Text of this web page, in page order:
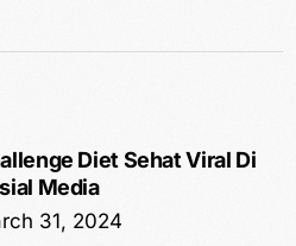
Diet Sehat Viral Di
Media
31, 2024